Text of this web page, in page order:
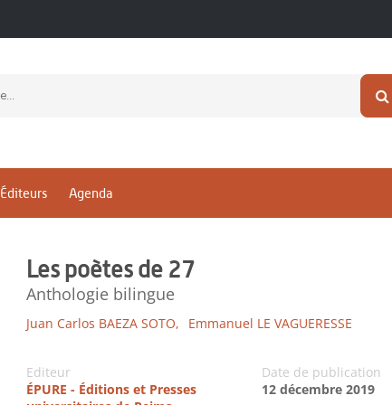
Éditeurs Agenda
Les poètes de 27
Anthologie bilingue
Juan Carlos BAEZA SOTO, Emmanuel LE VAGUERESSE
Editeur
ÉPURE - Éditions et Presses
Date de publication
12 décembre 2019